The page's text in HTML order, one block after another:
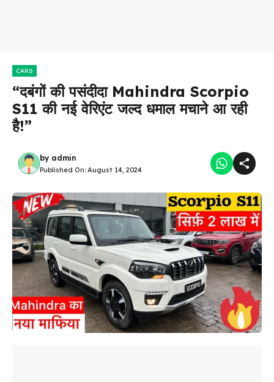
CARS
“दबंगों की पसंदीदा Mahindra Scorpio
S11 की नई वेरिएंट जल्द धमाल मचाने आ रही
है!”
by admin
Published On: August 14, 2024